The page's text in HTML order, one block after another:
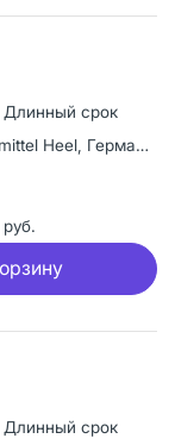
Длинный срок
Biologische Heilmittel Heel, Германия
руб.
Длинный срок